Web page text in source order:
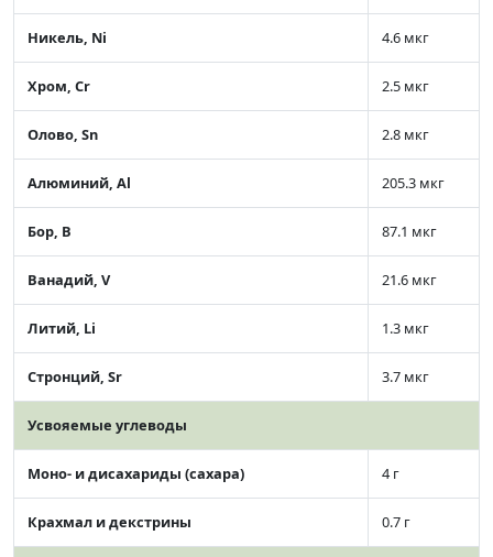
Никель, Ni 4.6 мкг
Хром, Cr 2.5 мкг
Олово, Sn 2.8 мкг
Алюминий, Al 205.3 мкг
Бор, B 87.1 мкг
Ванадий, V 21.6 мкг
Литий, Li 1.3 мкг
Стронций, Sr 3.7 мкг
Усвояемые углеводы
Моно- и дисахариды (сахара) 4 г
Крахмал и декстрины 0.7 г